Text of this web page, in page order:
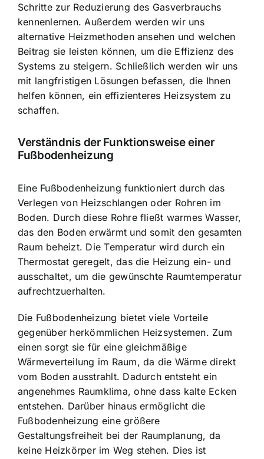
Schritte zur Reduzierung des Gasverbrauchs
kennenlernen. Außerdem werden wir uns
alternative Heizmethoden ansehen und welchen
Beitrag sie leisten können, um die Effizienz des
Systems zu steigern. Schließlich werden wir uns
mit langfristigen Lösungen befassen, die Ihnen
helfen können, ein effizienteres Heizsystem zu
schaffen.
Verständnis der Funktionsweise einer
Fußbodenheizung
Eine Fußbodenheizung funktioniert durch das
Verlegen von Heizschlangen oder Rohren im
Boden. Durch diese Rohre fließt warmes Wasser,
das den Boden erwärmt und somit den gesamten
Raum beheizt. Die Temperatur wird durch ein
Thermostat geregelt, das die Heizung ein- und
ausschaltet, um die gewünschte Raumtemperatur
aufrechtzuerhalten.
Die Fußbodenheizung bietet viele Vorteile
gegenüber herkömmlichen Heizsystemen. Zum
einen sorgt sie für eine gleichmäßige
Wärmeverteilung im Raum, da die Wärme direkt
vom Boden ausstrahlt. Dadurch entsteht ein
angenehmes Raumklima, ohne dass kalte Ecken
entstehen. Darüber hinaus ermöglicht die
Fußbodenheizung eine größere
Gestaltungsfreiheit bei der Raumplanung, da
keine Heizkörper im Weg stehen. Dies ist